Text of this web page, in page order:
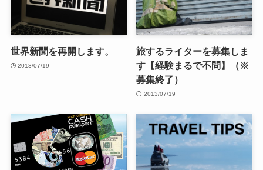
世界新聞を再開します。
2013/07/19
旅するライターを募集しま
す【経験まるで不問】（※
募集終了）
2013/07/19